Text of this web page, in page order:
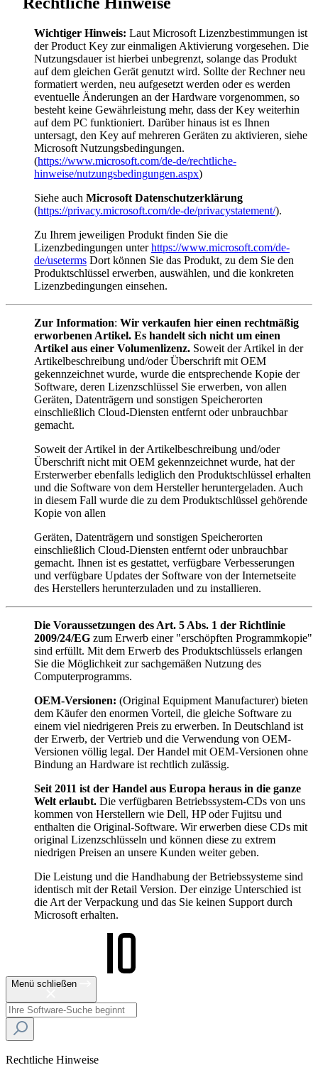
Wichtiger Hinweis: Laut Microsoft Lizenzbestimmungen ist
der Product Key zur einmaligen Aktivierung vorgesehen. Die
Nutzungsdauer ist hierbei unbegrenzt, solange das Produkt
auf dem gleichen Gerät genutzt wird. Sollte der Rechner neu
formatiert werden, neu aufgesetzt werden oder es werden
eventuelle Änderungen an der Hardware vorgenommen, so
besteht keine Gewährleistung mehr, dass der Key weiterhin
auf dem PC funktioniert. Darüber hinaus ist es Ihnen
untersagt, den Key auf mehreren Geräten zu aktivieren, siehe
Microsoft Nutzungsbedingungen.
(https://www.microsoft.com/de-de/rechtliche-
hinweise/nutzungsbedingungen.aspx)
Siehe auch Microsoft Datenschutzerklärung
(https://privacy.microsoft.com/de-de/privacystatement/).
Zu Ihrem jeweiligen Produkt finden Sie die
Lizenzbedingungen unterhttps://www.microsoft.com/de-
de/useterms Dort können Sie das Produkt, zu dem Sie den
Produktschlüssel erwerben, auswählen, und die konkreten
Lizenzbedingungen einsehen.
Zur Information: Wir verkaufen hier einen rechtmäßig
erworbenen Artikel. Es handelt sich nicht um einen
Artikel aus einer Volumenlizenz. Soweit der Artikel in der
Artikelbeschreibung und/oder Überschrift mit OEM
gekennzeichnet wurde, wurde die entsprechende Kopie der
Software, deren Lizenzschlüssel Sie erwerben, von allen
Geräten, Datenträgern und sonstigen Speicherorten
einschließlich Cloud-Diensten entfernt oder unbrauchbar
gemacht.
Soweit der Artikel in der Artikelbeschreibung und/oder
Überschrift nicht mit OEM gekennzeichnet wurde, hat der
Ersterwerber ebenfalls lediglich den Produktschlüssel erhalten
und die Software von dem Hersteller heruntergeladen. Auch
in diesem Fall wurde die zu dem Produktschlüssel gehörende
Kopie von allen
Geräten, Datenträgern und sonstigen Speicherorten
einschließlich Cloud-Diensten entfernt oder unbrauchbar
gemacht. Ihnen ist es gestattet, verfügbare Verbesserungen
und verfügbare Updates der Software von der Internetseite
des Herstellers herunterzuladen und zu installieren.
Die Voraussetzungen des Art. 5 Abs. 1 der Richtlinie
2009/24/EG zum Erwerb einer "erschöpften Programmkopie"
sind erfüllt. Mit dem Erwerb des Produktschlüssels erlangen
Sie die Möglichkeit zur sachgemäßen Nutzung des
Computerprogramms.
OEM-Versionen: (Original Equipment Manufacturer) bieten
dem Käufer den enormen Vorteil, die gleiche Software zu
einem viel niedrigeren Preis zu erwerben. In Deutschland ist
der Erwerb, der Vertrieb und die Verwendung von OEM-
Versionen völlig legal. Der Handel mit OEM-Versionen ohne
Bindung an Hardware ist rechtlich zulässig.
Seit 2011 ist der Handel aus Europa heraus in die ganze
Welt erlaubt. Die verfügbaren Betriebssystem-CDs von uns
kommen von Herstellern wie Dell, HP oder Fujitsu und
enthalten die Original-Software. Wir erwerben diese CDs mit
original Lizenzschlüsseln und können diese zu extrem
niedrigen Preisen an unsere Kunden weiter geben.
Die Leistung und die Handhabung der Betriebssysteme sind
identisch mit der Retail Version. Der einzige Unterschied ist
die Art der Verpackung und das Sie keinen Support durch
Microsoft erhalten.
Menü schließen
Rechtliche Hinweise